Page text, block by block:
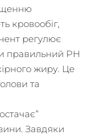
кровообіг,
регулює
правильний PH
жиру. Це
та
Завдяки